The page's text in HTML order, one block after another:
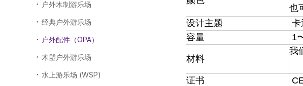
户外木制游乐场
经典户外游乐场
户外配件（OPA）
木塑户外游乐场
水上游乐场 (WSP)
也
设计主题
卡
容量
1
材料
我
证书